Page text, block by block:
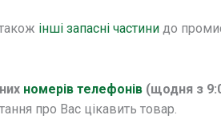
інші запасні частинидо
номерів телефонів(щодня з
про Вас цікавить товар.